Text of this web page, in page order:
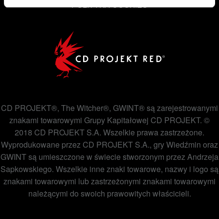
POLITYKA COOKIES
CD PROJEKT®, The Witcher®, GWINT® są zarejestrowanymi
znakami towarowymi Grupy Kapitałowej CD PROJEKT. ©
2018 CD PROJEKT S.A. Wszelkie prawa zastrzeżone.
Wyprodukowane przez CD PROJEKT S.A., gry Wiedźmin oraz
GWINT są umieszczone w świecie stworzonym przez Andrzeja
Sapkowskiego. Wszelkie inne znaki towarowe, nazwy i logo są
znakami towarowymi lub zastrzeżonymi znakami towarowymi
należącymi do swoich prawowitych właścicieli.